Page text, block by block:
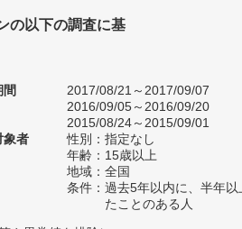
の以下の調査に基
2017/08/21～2017/09/07
2016/09/05～2016/09/20
2015/08/24～2015/09/01
象者
性別：指定なし
年齢：15歳以上
地域：全国
条件：過去5年以内に、半年
たことのある人